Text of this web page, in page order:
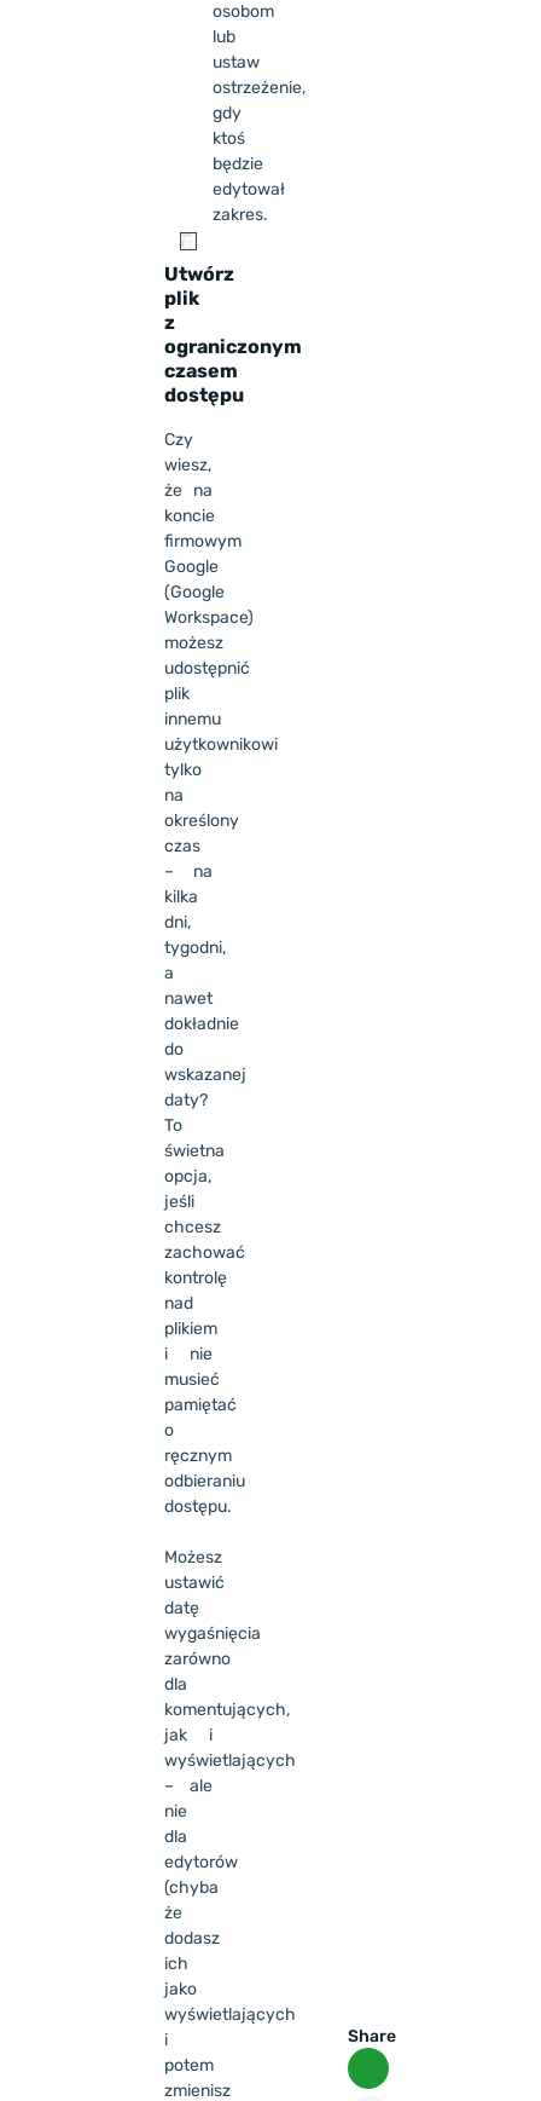
osobom
lub
ustaw
ostrzeżenie,
gdy
ktoś
będzie
edytował
zakres.
Utwórz
plik
z
ograniczonym
czasem
dostępu
Czy
wiesz,
że na
koncie
firmowym
Google
(Google
Workspace)
możesz
udostępnić
plik
innemu
użytkownikowi
tylko
na
określony
czas
– na
kilka
dni,
tygodni,
a
nawet
dokładnie
do
wskazanej
daty?
To
świetna
opcja,
jeśli
chcesz
zachować
kontrolę
nad
plikiem
i nie
musieć
pamiętać
o
ręcznym
odbieraniu
dostępu.
Możesz
ustawić
datę
wygaśnięcia
zarówno
dla
komentujących,
jak i
wyświetlających
– ale
nie
dla
edytorów
(chyba
że
dodasz
ich
jako
wyświetlających
i
potem
zmienisz
Share